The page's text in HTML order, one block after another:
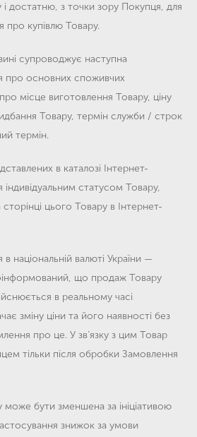
і достатню, з точки зору Покупця, для
про купівлю Товару.
супроводжує наступна
про основних споживчих
місце виготовлення Товару, ціну
Товару, термін служби / строк
термін.
в каталозі Інтернет-
індивідуальним статусом Товару,
цього Товару в Інтернет-
в національній валюті України —
що продаж Товару
в реальному часі
зміну ціни та його наявності без
про це. У зв’язку з цим Товар
тільки після обробки Замовлення
може бути зменшена за ініціативою
знижок за умови